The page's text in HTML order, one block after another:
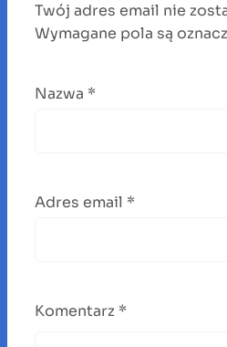
Twój adres email nie
Wymagane pola są
Nazwa *
Adres email *
Komentarz *